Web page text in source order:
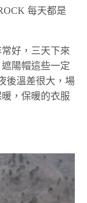
每天都是
好，三天下來
陽帽這些一定
後溫差很大，場
，保暖的衣服